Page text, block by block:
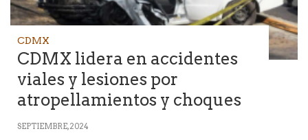
CDMX
CDMX lidera en accidentes
viales y lesiones por
atropellamientos y choques
SEPTIEMBRE, 2024